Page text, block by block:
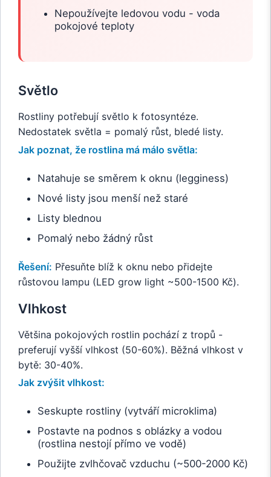
Nepoužívejte ledovou vodu - voda
pokojové teploty
Světlo
Rostliny potřebují světlo k fotosyntéze.
Nedostatek světla = pomalý růst, bledé listy.
Jak poznat, že rostlina má málo světla:
Natahuje se směrem k oknu (legginess)
Nové listy jsou menší než staré
Listy blednou
Pomalý nebo žádný růst
Řešení: Přesuňte blíž k oknu nebo přidejte
růstovou lampu (LED grow light ~500-1500 Kč).
Vlhkost
Většina pokojových rostlin pochází z tropů -
preferují vyšší vlhkost (50-60%). Běžná vlhkost v
bytě: 30-40%.
Jak zvýšit vlhkost:
Seskupte rostliny (vytváří microklima)
Postavte na podnos s oblázky a vodou
(rostlina nestojí přímo ve vodě)
Použijte zvlhčovač vzduchu (~500-2000 Kč)